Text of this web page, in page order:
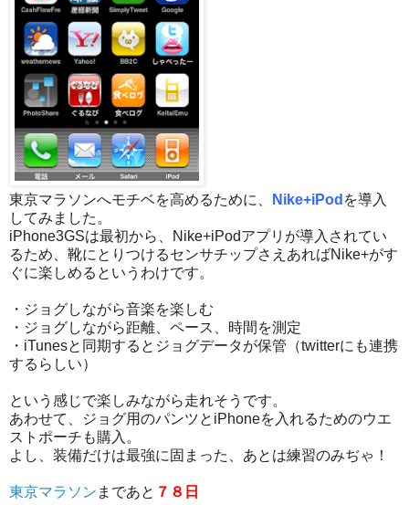
東京マラソンへモチベを高めるために、 Nike+iPod を導入
してみました。
iPhone3GSは最初から、Nike+iPodアプリが導入されてい
るため、靴にとりつけるセンサチップさえあればNike+がす
ぐに楽しめるというわけです。
・ジョグしながら音楽を楽しむ
・ジョグしながら距離、ペース、時間を測定
・iTunesと同期するとジョグデータが保管（twitterにも連携
するらしい）
という感じで楽しみながら走れそうです。
あわせて、ジョグ用のパンツとiPhoneを入れるためのウエ
ストポーチも購入。
よし、装備だけは最強に固まった、あとは練習のみぢゃ！
東京マラソン まであと ７８日